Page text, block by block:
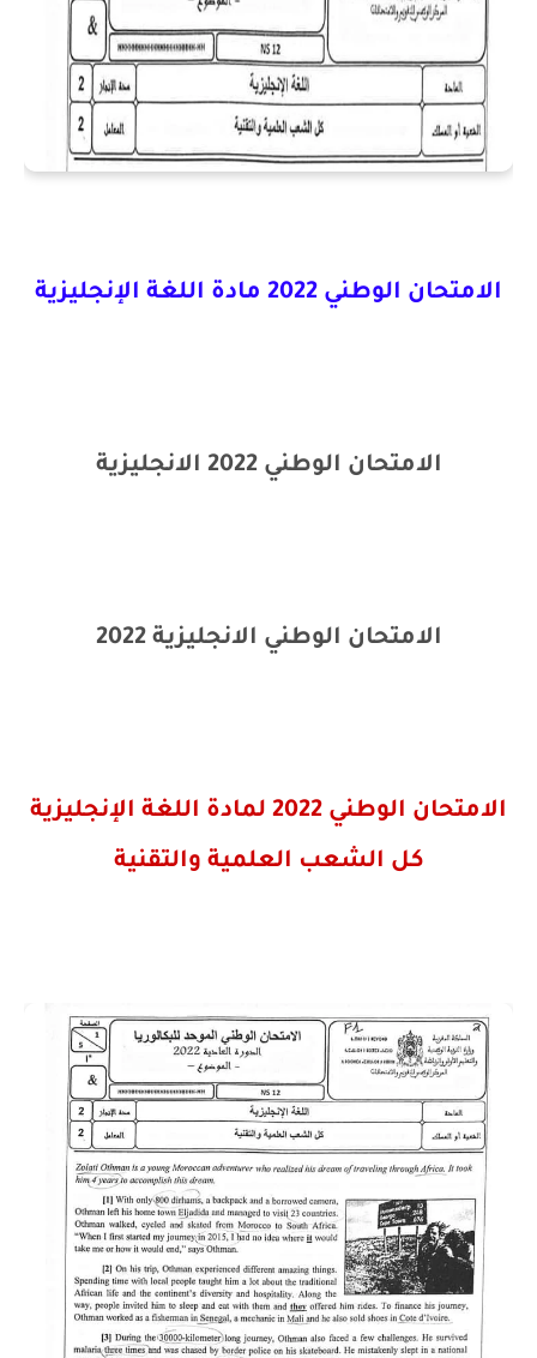
الامتحان الوطني 2022 مادة اللغة الإنجليزية
الامتحان الوطني 2022 الانجليزية
الامتحان الوطني الانجليزية 2022
الامتحان الوطني 2022 لمادة اللغة الإنجليزية
كل الشعب العلمية والتقنية